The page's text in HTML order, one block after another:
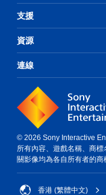
支援
資源
連線
© 2026 Sony Interactive
所有內容、遊戲名稱、商
關影像均為各自所有者的商
香港 (繁體中文)